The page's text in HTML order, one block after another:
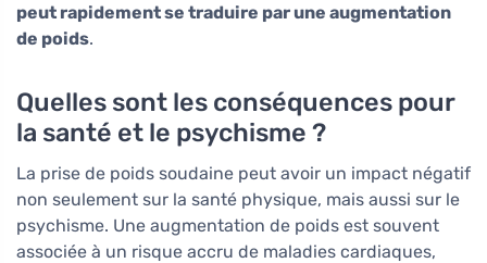
peut rapidement se traduire par une augmentation
de poids.
Quelles sont les conséquences pour
la santé et le psychisme ?
La prise de poids soudaine peut avoir un impact négatif
non seulement sur la santé physique, mais aussi sur le
psychisme. Une augmentation de poids est souvent
associée à un risque accru de maladies cardiaques,